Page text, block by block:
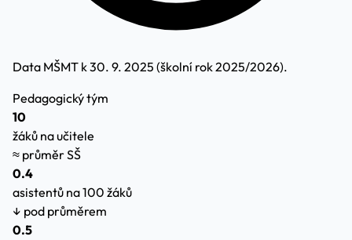
Data MŠMT k 30. 9. 2025 (školní rok 2025/2026).
Pedagogický tým
10
žáků na učitele
≈ průměr SŠ
0.4
asistentů na 100 žáků
↓ pod průměrem
0.5